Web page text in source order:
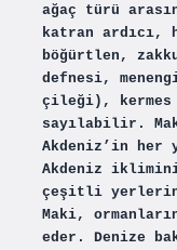
ağaç türü
katran ardıcı,
böğürtlen,
defnesi,
çileği), kermes
sayılabilir.
Akdeniz’in her
Akdeniz
çeşitli
Maki,
eder. Denize